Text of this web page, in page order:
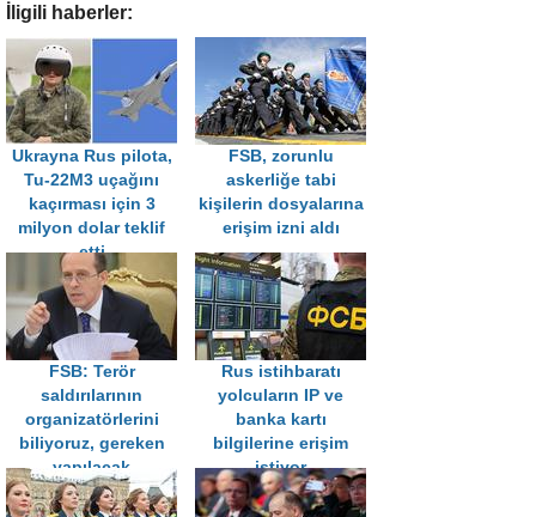
İligili haberler:
Ukrayna Rus pilota,
Tu-22M3 uçağını
kaçırması için 3
milyon dolar teklif
etti
FSB, zorunlu
askerliğe tabi
kişilerin dosyalarına
erişim izni aldı
FSB: Terör
saldırılarının
organizatörlerini
biliyoruz, gereken
yapılacak
Rus istihbaratı
yolcuların IP ve
banka kartı
bilgilerine erişim
istiyor